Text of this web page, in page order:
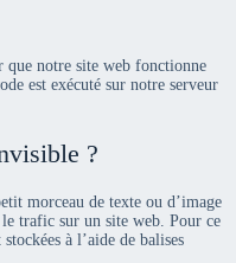
que notre site web fonctionne
est exécuté sur notre serveur
?
morceau de texte ou d’image
trafic sur un site web. Pour ce
à l’aide de balises